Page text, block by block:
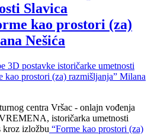
Slavica
kao prostori (za)
Nešića
centra Vršac - onlajn vođenja
istoričarka umetnosti
kroz izložbu “Forme kao prostori (za)